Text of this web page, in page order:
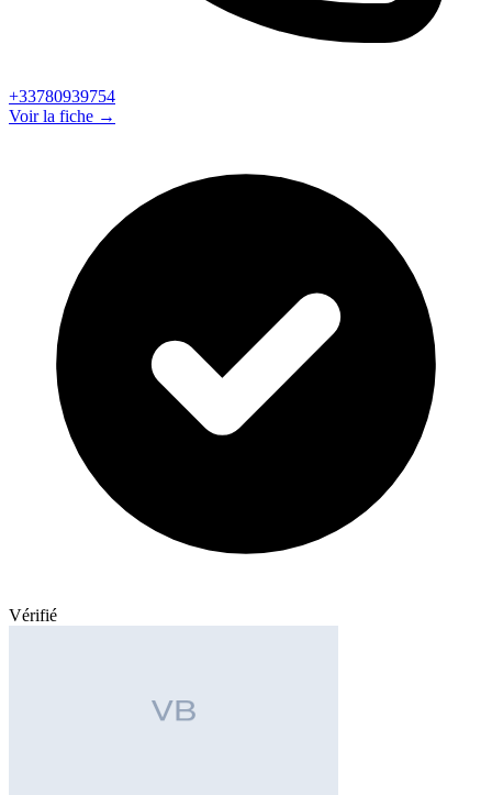
+33780939754
Voir la fiche →
Vérifié